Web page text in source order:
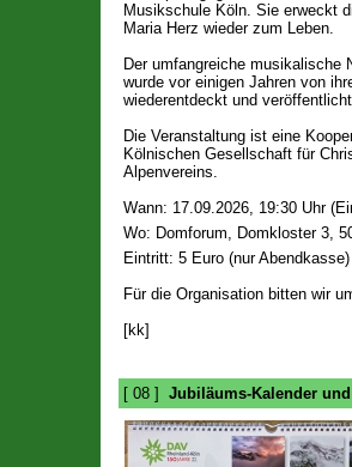
Musikschule Köln. Sie erweckt
Maria Herz wieder zum Leben.
Der umfangreiche musikalische
wurde vor einigen Jahren von
wiederentdeckt und
Die Veranstaltung ist eine
Kölnischen Gesellschaft für
Alpenvereins.
Wann: 17.09.2026, 19:30 Uhr
Wo: Domforum, Domkloster 3,
Eintritt: 5 Euro (nur Abendkasse)
Für die Organisation bitten wir
[kk]
[ 08 ] Jubiläums-Kalender